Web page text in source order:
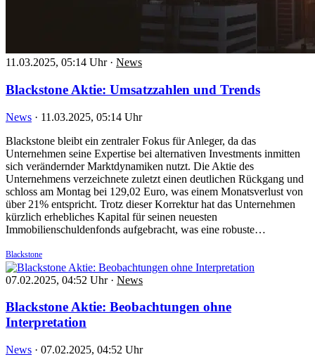
11.03.2025, 05:14 Uhr · News
Blackstone Aktie: Umsatzzahlen und Trends
News · 11.03.2025, 05:14 Uhr
Blackstone bleibt ein zentraler Fokus für Anleger, da das
Unternehmen seine Expertise bei alternativen Investments inmitten
sich verändernder Marktdynamiken nutzt. Die Aktie des
Unternehmens verzeichnete zuletzt einen deutlichen Rückgang und
schloss am Montag bei 129,02 Euro, was einem Monatsverlust von
über 21% entspricht. Trotz dieser Korrektur hat das Unternehmen
kürzlich erhebliches Kapital für seinen neuesten
Immobilienschuldenfonds aufgebracht, was eine robuste…
Blackstone
07.02.2025, 04:52 Uhr · News
Blackstone Aktie: Beobachtungen ohne
Interpretation
News · 07.02.2025, 04:52 Uhr